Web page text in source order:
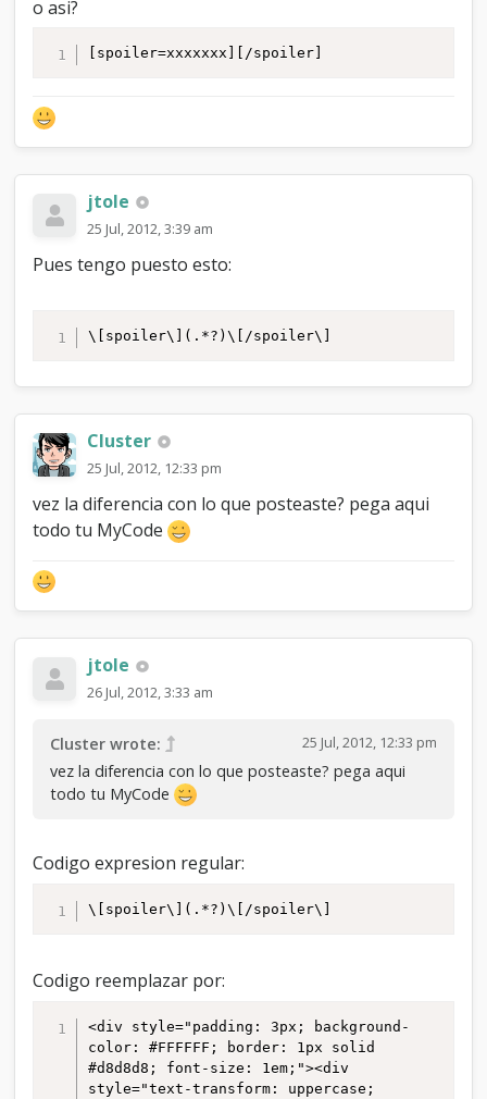
o asi?
[spoiler=xxxxxxx][/spoiler]
jtole
25 Jul, 2012, 3:39 am
Pues tengo puesto esto:
\[spoiler\](.*?)\[/spoiler\]
Cluster
25 Jul, 2012, 12:33 pm
vez la diferencia con lo que posteaste? pega aqui
todo tu MyCode
jtole
26 Jul, 2012, 3:33 am
25 Jul, 2012, 12:33 pm
Cluster wrote:
vez la diferencia con lo que posteaste? pega aqui
todo tu MyCode
Codigo expresion regular:
\[spoiler\](.*?)\[/spoiler\]
Codigo reemplazar por:
<div style="padding: 3px; background-
color: #FFFFFF; border: 1px solid
#d8d8d8; font-size: 1em;"><div
style="text-transform: uppercase;